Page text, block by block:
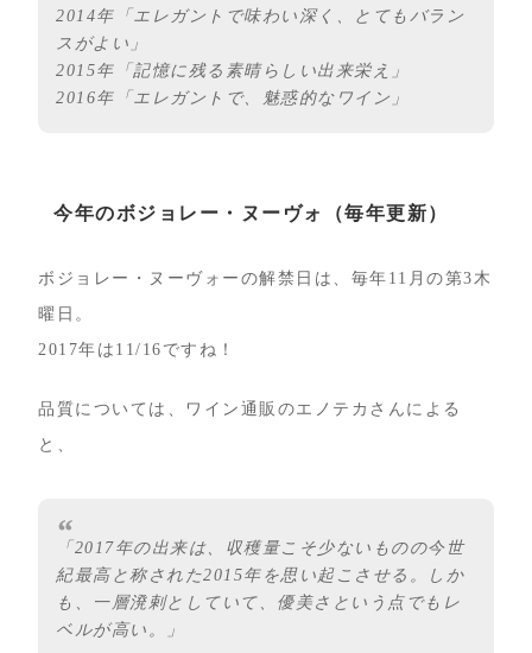
2014年「エレガントで味わい深く、とてもバラン
スがよい」
2015年「記憶に残る素晴らしい出来栄え」
2016年「エレガントで、魅惑的なワイン」
今年のボジョレー・ヌーヴォ（毎年更新）
ボジョレー・ヌーヴォーの解禁日は、毎年11月の第3木
曜日。
2017年は11/16ですね！
品質については、ワイン通販のエノテカさんによる
と、
「2017年の出来は、収穫量こそ少ないものの今世
紀最高と称された2015年を思い起こさせる。しか
も、一層溌剌としていて、優美さという点でもレ
ベルが高い。」